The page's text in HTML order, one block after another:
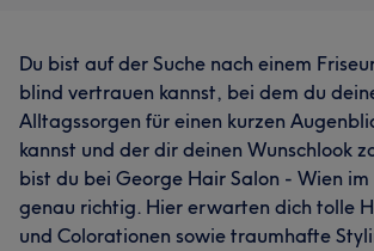
Du bist auf der Suche nach einem
blind vertrauen kannst, bei dem du
Alltagssorgen für einen kurzen
kannst und der dir deinen Wunschlook
bist du bei George Hair Salon - Wien im
genau richtig. Hier erwarten dich tolle
und Colorationen sowie traumhafte